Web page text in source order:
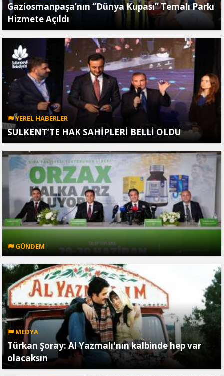
Gaziosmanpaşa’nın “Dünya Kupası” Temalı Parkı
Hizmete Açıldı
YEREL HABERLER
SULKENT’TE HAK SAHİPLERİ BELLİ OLDU
GÜNDEM
MEDYA
Türkan Şoray: Al Yazmalı'nın kalbinde hep var
olacaksın